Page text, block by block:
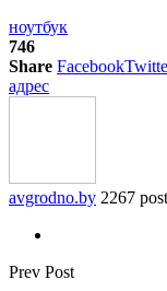
ноутбук
746
Share Facebook
адрес
avgrodno.by 2267
Prev Post